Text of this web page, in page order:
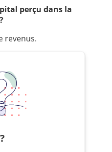
perçu dans la
revenus.